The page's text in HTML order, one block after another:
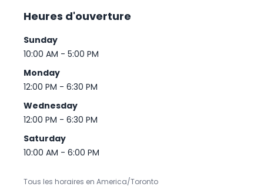
Heures d'ouverture
Sunday
10:00 AM - 5:00 PM
Monday
12:00 PM - 6:30 PM
Wednesday
12:00 PM - 6:30 PM
Saturday
10:00 AM - 6:00 PM
Tous les horaires en America/Toronto